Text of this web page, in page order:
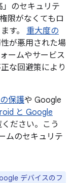
」のセキュリテ
限がなくてもロ
す。 重大度の
が悪用された場
ームやサービス
な回避策により
保護や Google
と Google
ださい。こう
ムのセキュリテ
デバイスのフ